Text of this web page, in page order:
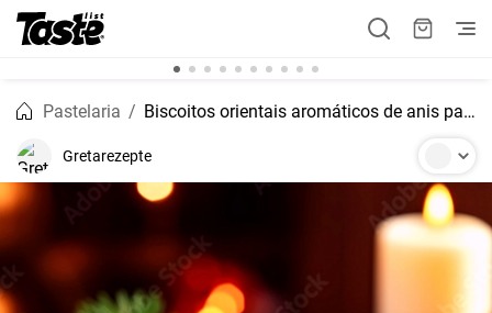
Pastelaria Biscoitos orientais aromáticos de anis para o Natal
Gretarezepte